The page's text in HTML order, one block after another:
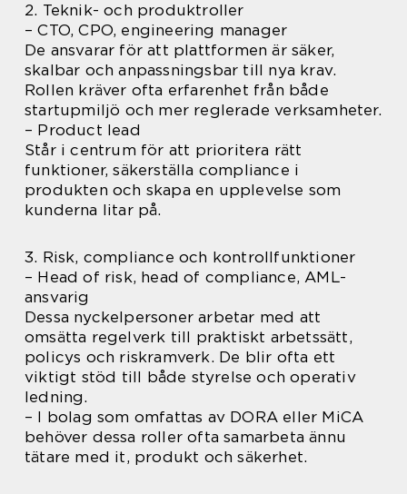
2. Teknik- och produktroller
– CTO, CPO, engineering manager
De ansvarar för att plattformen är säker,
skalbar och anpassningsbar till nya krav.
Rollen kräver ofta erfarenhet från både
startupmiljö och mer reglerade verksamheter.
– Product lead
Står i centrum för att prioritera rätt
funktioner, säkerställa compliance i
produkten och skapa en upplevelse som
kunderna litar på.
3. Risk, compliance och kontrollfunktioner
– Head of risk, head of compliance, AML-
ansvarig
Dessa nyckelpersoner arbetar med att
omsätta regelverk till praktiskt arbetssätt,
policys och riskramverk. De blir ofta ett
viktigt stöd till både styrelse och operativ
ledning.
– I bolag som omfattas av DORA eller MiCA
behöver dessa roller ofta samarbeta ännu
tätare med it, produkt och säkerhet.